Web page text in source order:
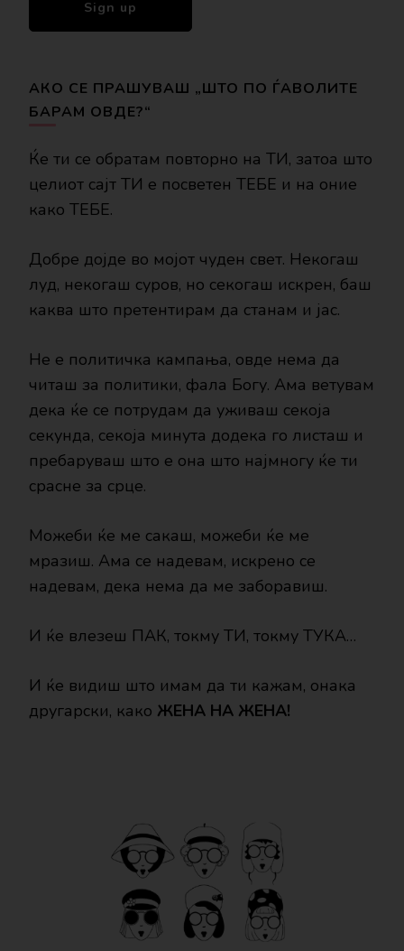
АКО СЕ ПРАШУВАШ „ШТО ПО ЃАВОЛИТЕ
БАРАМ ОВДЕ?“
Ќе ти се обратам повторно на ТИ, затоа што
целиот сајт ТИ е посветен ТЕБЕ и на оние
како ТЕБЕ.
Добре дојде во мојот чуден свет. Некогаш
луд, некогаш суров, но секогаш искрен, баш
каква што претентирам да станам и јас.
Не е политичка кампања, овде нема да
читаш за политики, фала Богу. Ама ветувам
дека ќе се потрудам да уживаш секоја
секунда, секоја минута додека го листаш и
пребаруваш што е она што најмногу ќе ти
срасне за срце.
Можеби ќе ме сакаш, можеби ќе ме
мразиш. Ама се надевам, искрено се
надевам, дека нема да ме заборавиш.
И ќе влезеш ПАК, токму ТИ, токму ТУКА…
И ќе видиш што имам да ти кажам, онака
другарски, како ЖЕНА НА ЖЕНА!